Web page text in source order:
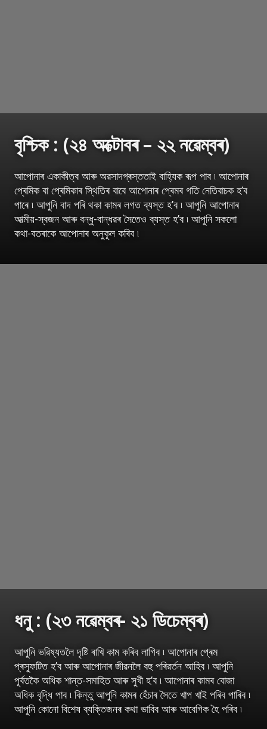
বৃশ্চিক : (২৪ অক্টোবৰ – ২২ নৱেম্বৰ)
আপোনাৰ একাকীত্ব আৰু অৱসাদগ্ৰস্ততাই বাহ্যিক ৰূপ পাব ৷ আপোনাৰ
প্ৰেমিক বা প্ৰেমিকাৰ স্থিতিৰ বাবে আপোনাৰ প্ৰেমৰ গতি নেতিবাচক হ’ব
পাৰে ৷ আপুনি বাদ পৰি থকা কামৰ লগত ব্যস্ত হ’ব ৷ আপুনি আপোনাৰ
আত্মীয়-স্বজন আৰু বন্ধু-বান্ধৱৰ সৈতেও ব্যস্ত হ’ব ৷ আপুনি সকলো
কথা-বতৰাকে আপোনাৰ অনুকূল কৰিব ৷
ধনু : (২৩ নৱেম্বৰ- ২১ ডিচেম্বৰ)
আপুনি ভৱিষ্যতলৈ দৃষ্টি ৰাখি কাম কৰিব লাগিব ৷ আপোনাৰ প্ৰেম
প্ৰস্ফুটিত হ’ব আৰু আপোনাৰ জীৱনলৈ বহু পৰিৱৰ্তন আহিব ৷ আপুনি
পূৰ্বতকৈ অধিক শান্ত-সমাহিত আৰু সুখী হ’ব ৷ আপোনাৰ কামৰ বোজা
অধিক বৃদ্ধি পাব ৷ কিন্তু আপুনি কামৰ হেঁচাৰ সৈতে খাপ খাই পৰিব পাৰিব ৷
আপুনি কোনো বিশেষ ব্যক্তিজনৰ কথা ভাবিব আৰু আবেগিক হৈ পৰিব ৷